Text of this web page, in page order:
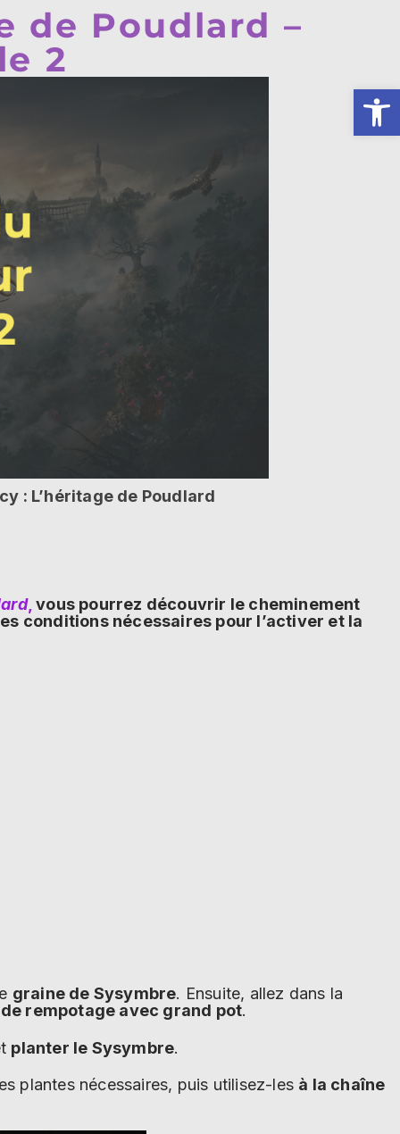
de Poudlard –
2
: L’héritage de Poudlard
, vous pourrez découvrir le cheminement
conditions nécessaires pour l’activer et la
graine de Sysymbre. Ensuite, allez dans la
rempotage avec grand pot.
planter le Sysymbre.
plantes nécessaires, puis utilisez-les à la chaîne